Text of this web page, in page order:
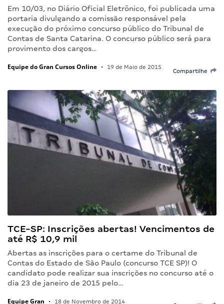
Em 10/03, no Diário Oficial Eletrônico, foi publicada uma
portaria divulgando a comissão responsável pela
execução do próximo concurso público do Tribunal de
Contas de Santa Catarina. O concurso público será para
provimento dos cargos…
Equipe do Gran Cursos Online • 19 de Maio de 2015
Compartilhe
TCE-SP: Inscrições abertas! Vencimentos de
até R$ 10,9 mil
Abertas as inscrições para o certame do Tribunal de
Contas do Estado de São Paulo (concurso TCE SP)! O
candidato pode realizar sua inscrições no concurso até o
dia 23 de janeiro de 2015 pelo…
Equipe Gran • 18 de Novembro de 2014